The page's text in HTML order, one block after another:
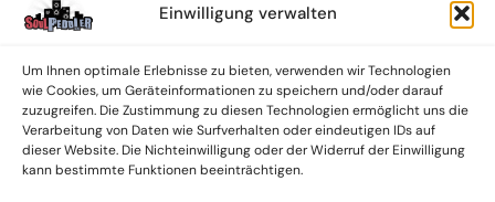
Einwilligung verwalten
Um Ihnen optimale Erlebnisse zu bieten, verwenden wir Technologien
wie Cookies, um Geräteinformationen zu speichern und/oder darauf
zuzugreifen. Die Zustimmung zu diesen Technologien ermöglicht uns die
Verarbeitung von Daten wie Surfverhalten oder eindeutigen IDs auf
dieser Website. Die Nichteinwilligung oder der Widerruf der Einwilligung
kann bestimmte Funktionen beeinträchtigen.
entwickelt aus dem SoulPeddler Vinyl-Presswerk und
unserer Online-Gig-Plattform.
Wir bieten eine breite Auswahl an sowohl hochgradig
sammelwürdigen als auch Mainstream-Titeln und -Formaten auf
Vinyl, CD und weiteren Medien.
Sowohl neue als auch gebrauchte, nach Zustand bewertete